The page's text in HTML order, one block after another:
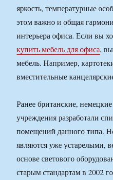
яркость, температурные
этом важно и общая
интерьера офиса. Если вы
купить мебель для офиса,
мебель. Например,
вместительные
Ранее британские,
учреждения разработали
помещений данного типа.
являются уже устарелыми,
основе светового
старым стандартам в 2002